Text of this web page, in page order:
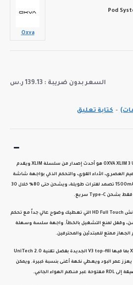
- كتابة تعليق
السعر بدون ضريبة : 139.13 ر.س
Oxva
هو أحدث إصدار من سلسلة XLIM ويقدم
العصري، الأداء القوي، والتحكم الذكي بواجهة شاشة
تصمد لفترات طويلة، ويشحن حتى 80% خلال 30
فقط بشحن Type-C سريع.
التي تعطيك وضوح عالي جداً مع تحكم
وقفل لمنع التشغيل بالخطأ. واجهة سلسة وسهلة
ممتع للمبتدئين والمحترفين.
بما فيها V3 top-fill الجديدة بفضل تقنية UniTech 2.0
يعزز عمر البود ويعطي نكهة أغنى بنسبة كبيرة. ويمكن